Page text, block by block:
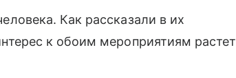
Как рассказали в их
к обоим мероприятиям растет